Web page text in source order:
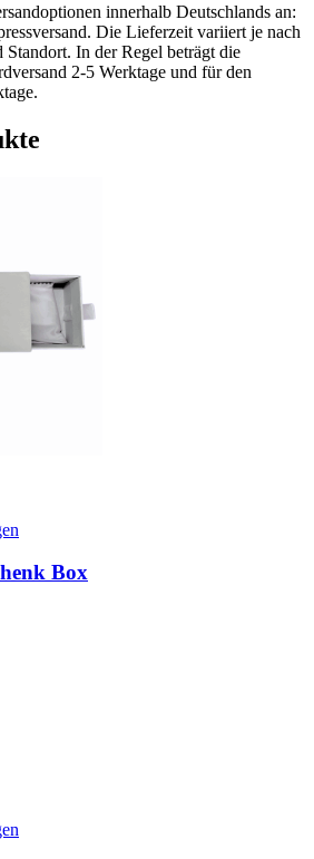
innerhalb Deutschlands an:
Die Lieferzeit variiert je nach
Standort. In der Regel beträgt die
2-5 Werktage und für den
Box